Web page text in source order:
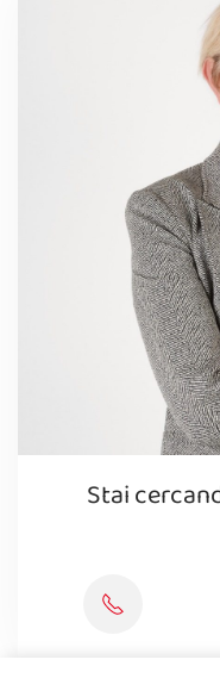
Stai